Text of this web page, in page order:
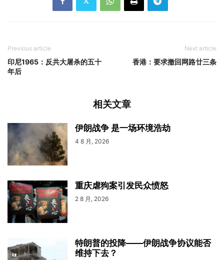
Previous article
印尼1965：反共大屠杀的五十
年后
Next article
香港：要求撤回网路廿三条
相关文章
伊朗战争 是一场环境浩劫
4 8 月, 2026
重庆虐狗案引发民众愤怒
2 8 月, 2026
特朗普的投降——伊朗战争协议能否
维持下去？